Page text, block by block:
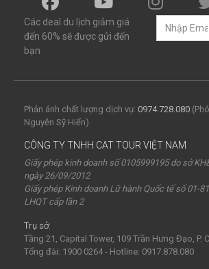
Các deal du lịch giảm giá
đến 60% sẽ được gửi đến
bạn
Phản ánh chất lượng dịch vụ: 0974.728.080
Nguyễn Sỹ Hiển)
CÔNG TY TNHH CAT TOUR VIỆT NAM
Giấy phép kinh doanh số 0105999195 do sở
ngày 26/09/2012
Giấy phép Kinh doanh Lữ hành Quốc tế số 01-
LHQT cấp lần 2
Trụ sở:
Tầng 21, Capital Tower, 109 Trần Hưng Đạo, P.
Tổng đài: 1900 0264 - Hotline: 0917.878.080